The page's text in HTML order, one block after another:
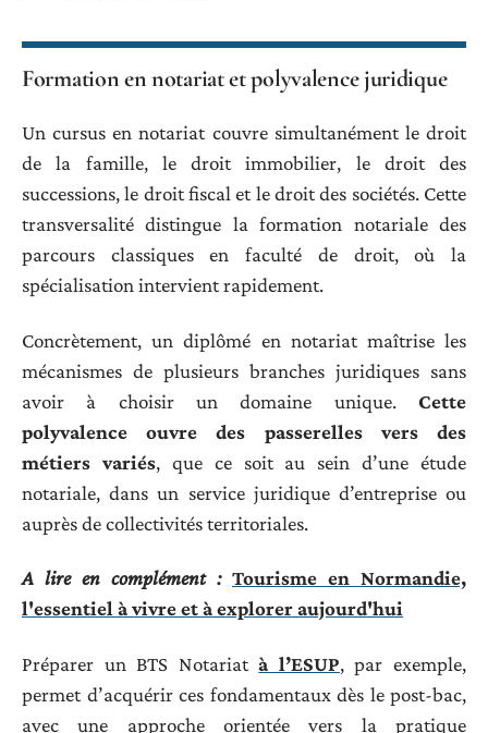
Formation en notariat et polyvalence juridique
Un cursus en notariat couvre simultanément le droit
de la famille, le droit immobilier, le droit des
successions, le droit fiscal et le droit des sociétés. Cette
transversalité distingue la formation notariale des
parcours classiques en faculté de droit, où la
spécialisation intervient rapidement.
Concrètement, un diplômé en notariat maîtrise les
mécanismes de plusieurs branches juridiques sans
avoir à choisir un domaine unique. Cette
polyvalence ouvre des passerelles vers des
métiers variés, que ce soit au sein d’une étude
notariale, dans un service juridique d’entreprise ou
auprès de collectivités territoriales.
A lire en complément : Tourisme en Normandie,
l'essentiel à vivre et à explorer aujourd'hui
Préparer un BTS Notariatà l’ESUP, par exemple,
permet d’acquérir ces fondamentaux dès le post-bac,
avec une approche orientée vers la pratique